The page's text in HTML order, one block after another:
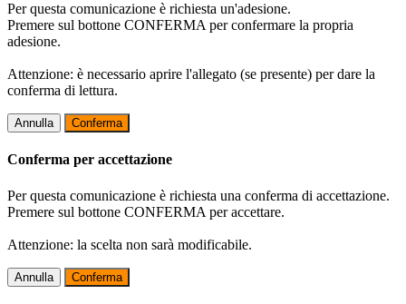
Per questa comunicazione è richiesta un'adesione.
Premere sul bottone CONFERMA per confermare la propria
adesione.
Attenzione: è necessario aprire l'allegato (se presente) per dare la
conferma di lettura.
Annulla Conferma
Conferma per accettazione
Per questa comunicazione è richiesta una conferma di accettazione.
Premere sul bottone CONFERMA per accettare.
Attenzione: la scelta non sarà modificabile.
Annulla Conferma